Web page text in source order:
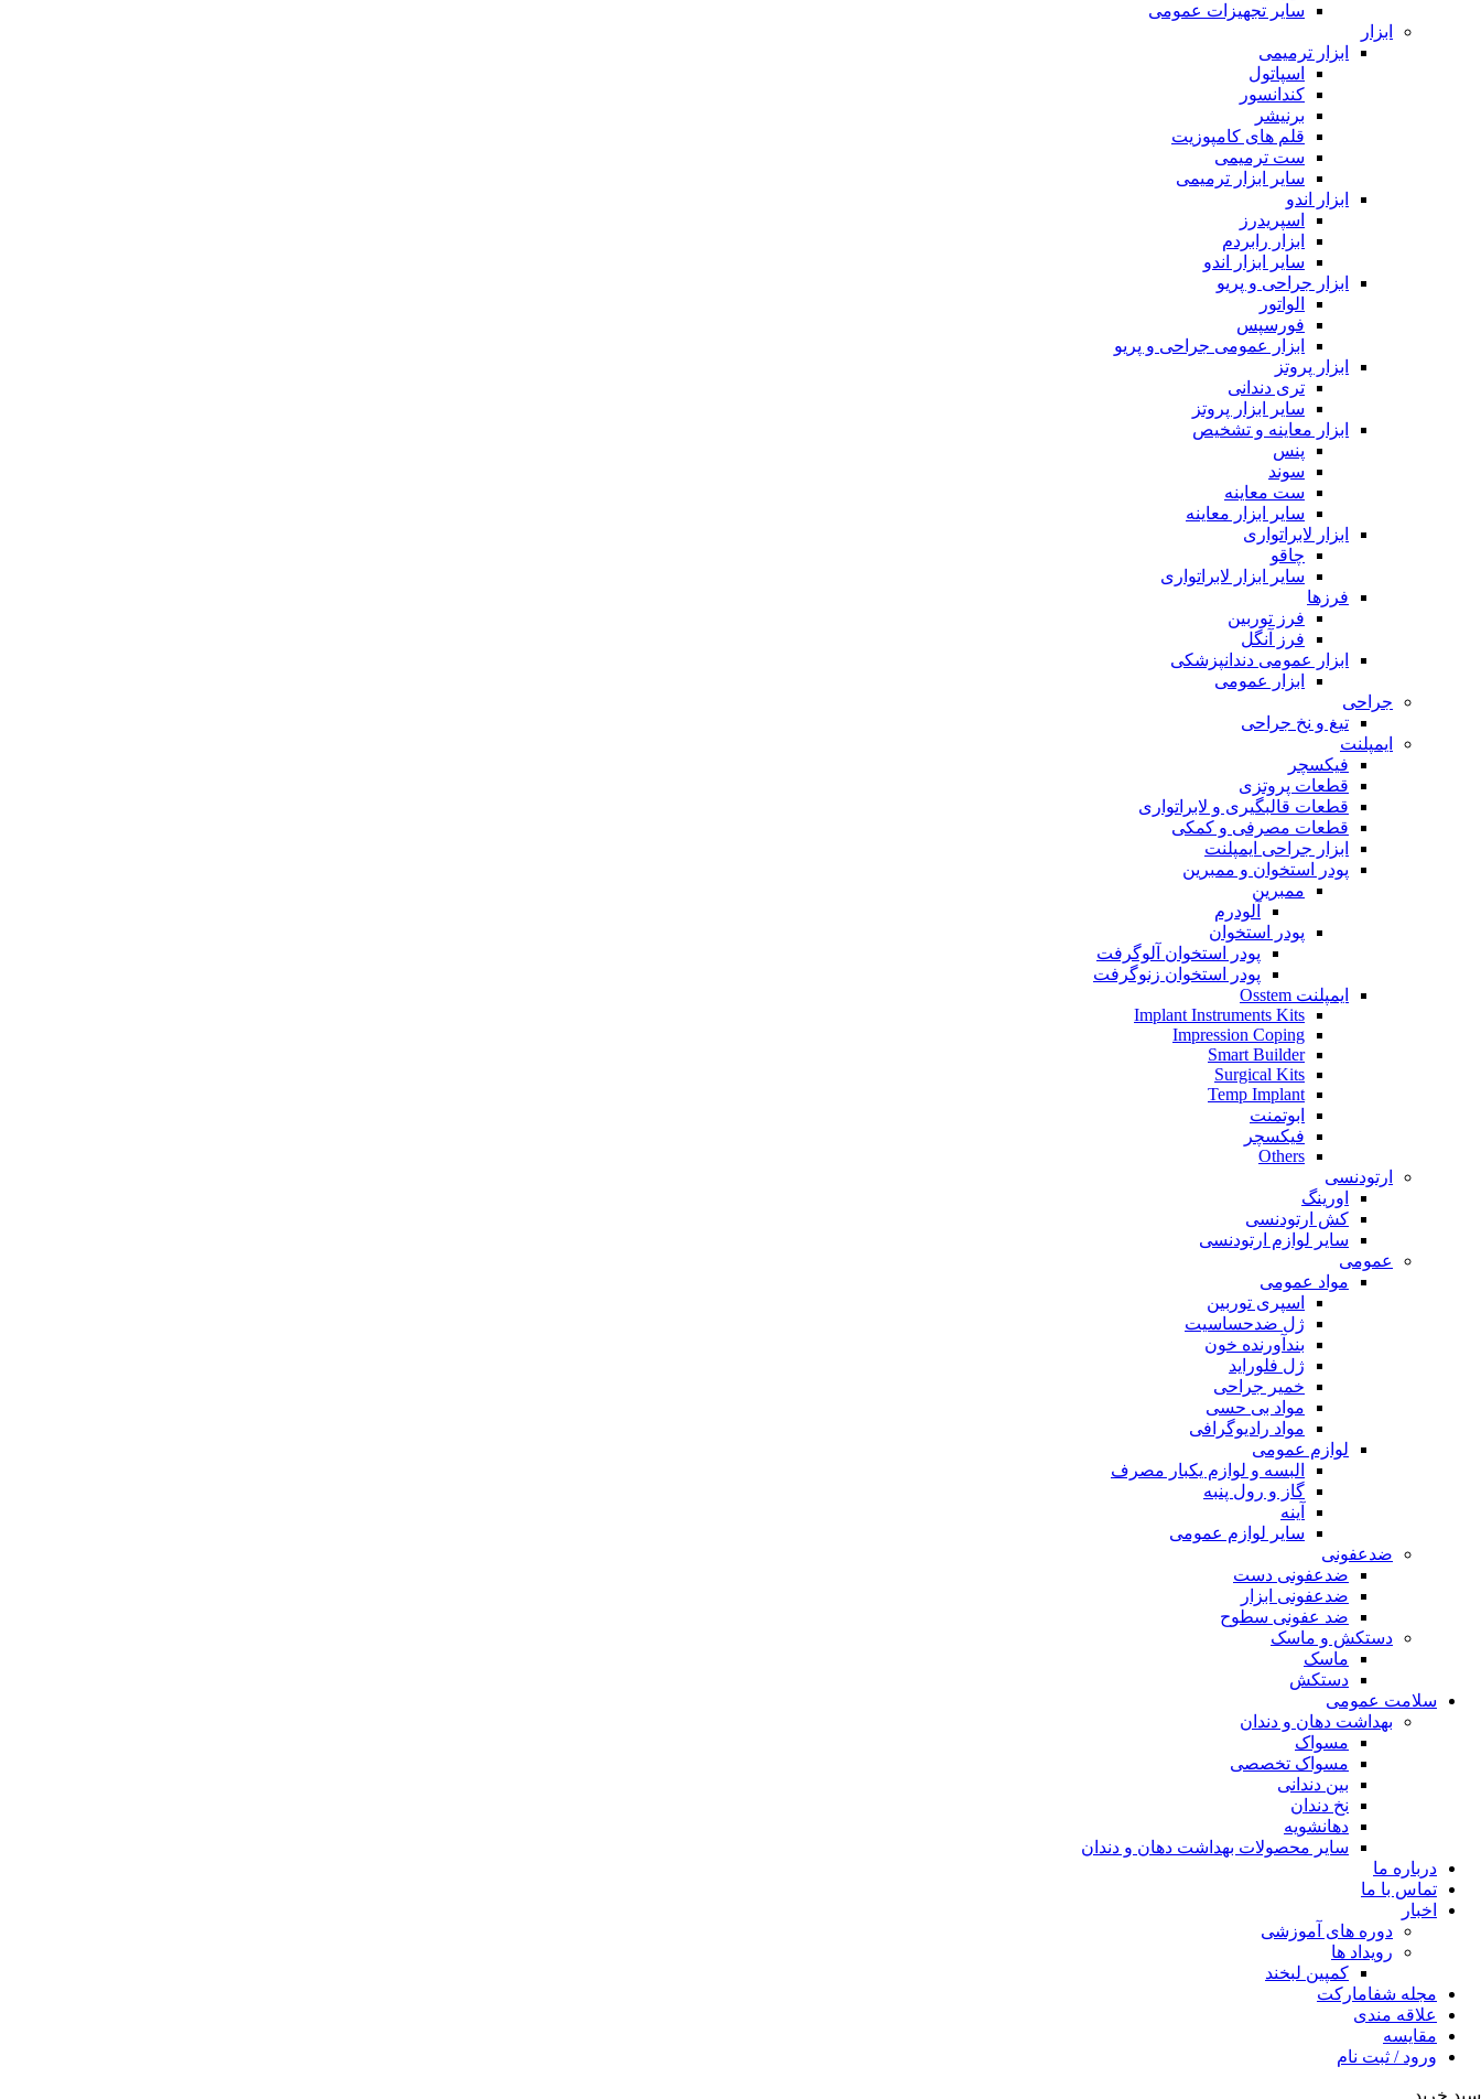
سایر تجهیزات عمومی
ابزار
ابزار ترمیمی
اسپاتول
کندانسور
برنیشر
قلم های کامپوزیت
ست ترمیمی
سایر ابزار ترمیمی
ابزار اندو
اسپریدرز
ابزار رابردم
سایر ابزار اندو
ابزار جراحی و پریو
الواتور
فورسپس
ابزار عمومی جراحی و پریو
ابزار پروتز
تری دندانی
سایر ابزار پروتز
ابزار معاینه و تشخیص
پنس
سوند
ست معاینه
سایر ابزار معاینه
ابزار لابراتواری
چاقو
سایر ابزار لابراتواری
فرزها
فرز توربین
فرز آنگل
ابزار عمومی دندانپزشکی
ابزار عمومی
جراحی
تیغ و نخ جراحی
ایمپلنت
فیکسچر
قطعات پروتزی
قطعات قالبگیری و لابراتواری
قطعات مصرفی و کمکی
ابزار جراحی ایمپلنت
پودر استخوان و ممبرین
ممبرین
آلودرم
پودر استخوان
پودر استخوان آلوگرفت
پودر استخوان زنوگرفت
ایمپلنت Osstem
Implant Instruments Kits
Impression Coping
Smart Builder
Surgical Kits
Temp Implant
ابوتمنت
فیکسچر
Others
ارتودنسی
اورینگ
کش ارتودنسی
سایر لوازم ارتودنسی
عمومی
مواد عمومی
اسپری توربین
ژل ضدحساسیت
بندآورنده خون
ژل فلوراید
خمیر جراحی
مواد بی حسی
مواد رادیوگرافی
لوازم عمومی
البسه و لوازم یکبار مصرف
گاز و رول پنبه
آینه
سایر لوازم عمومی
ضدعفونی
ضدعفونی دست
ضدعفونی ابزار
ضد عفونی سطوح
دستکش و ماسک
ماسک
دستکش
سلامت عمومی
بهداشت دهان و دندان
مسواک
مسواک تخصصی
بین دندانی
نخ دندان
دهانشویه
سایر محصولات بهداشت دهان و دندان
درباره ما
تماس با ما
اخبار
دوره های آموزشی
رویداد ها
کمپین لبخند
مجله شفامارکت
علاقه مندی
مقایسه
ورود / ثبت نام
سبد خرید